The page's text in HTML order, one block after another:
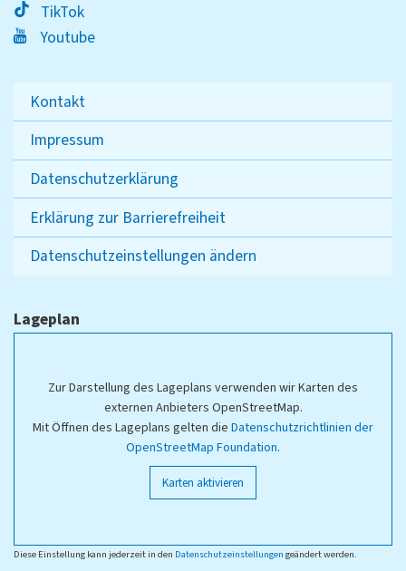
TikTok
Youtube
Kontakt
Impressum
Datenschutzerklärung
Erklärung zur Barrierefreiheit
Datenschutzeinstellungen ändern
Lageplan
Zur Darstellung des Lageplans verwenden wir Karten des
externen Anbieters OpenStreetMap.
Mit Öffnen des Lageplans gelten die Datenschutzrichtlinien der
OpenStreetMap Foundation.
Karten aktivieren
Diese Einstellung kann jederzeit in den Datenschutzeinstellungen geändert werden.